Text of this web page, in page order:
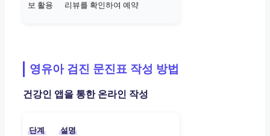
보 활용
리뷰를 확인하여 예약
영유아 검진 문진표 작성 방법
건강인 앱을 통한 온라인 작성
단계 설명